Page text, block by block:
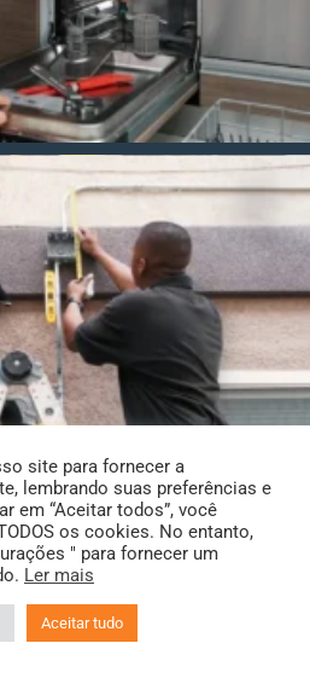
site para fornecer a
lembrando suas preferências e
em “Aceitar todos”, você
os cookies. No entanto,
" para fornecer um
Ler mais
Aceitar tudo